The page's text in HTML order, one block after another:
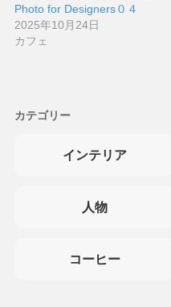
Photo for Designers０４
2025年10月24日
カフェ
カテゴリー
インテリア
人物
コーヒー